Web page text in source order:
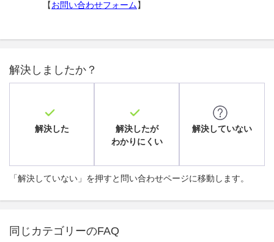
【お問い合わせフォーム】
解決しましたか？
解決した
解決したが
わかりにくい
解決していない
「解決していない」を押すと問い合わせページに移動します。
同じカテゴリーのFAQ